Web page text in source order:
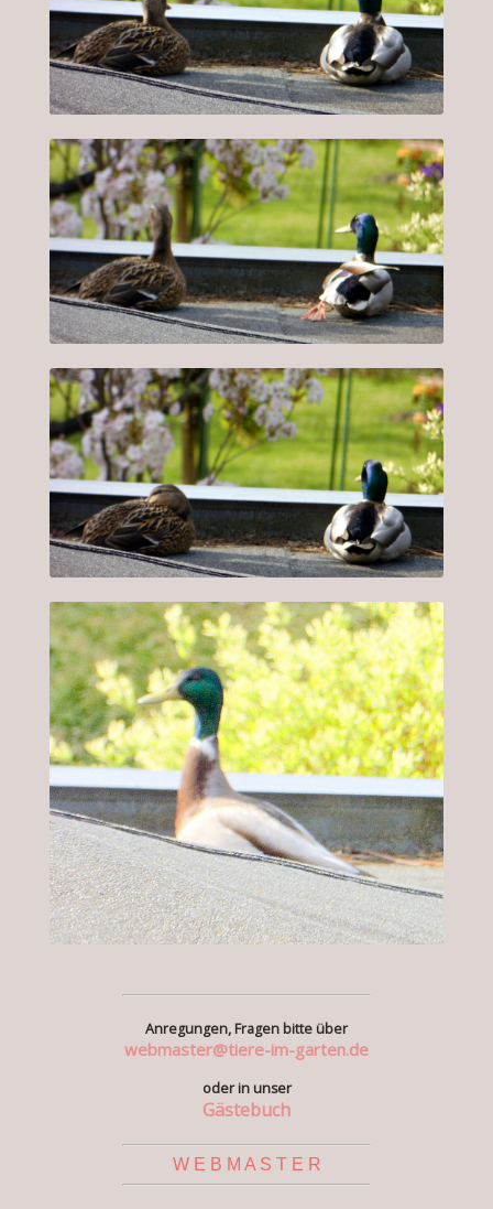
Anregungen, Fragen bitte über
webmaster@tiere-im-garten.de
oder in unser
Gästebuch
W E B M A S T E R